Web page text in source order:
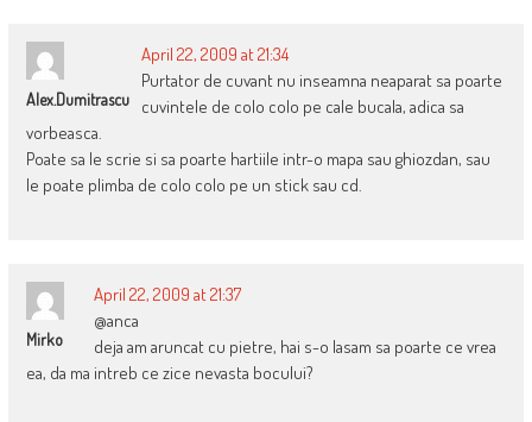
Alex.dumitrascu
April 22, 2009 at 21:34
Purtator de cuvant nu inseamna neaparat sa poarte
cuvintele de colo colo pe cale bucala, adica sa
vorbeasca.
Poate sa le scrie si sa poarte hartiile intr-o mapa sau ghiozdan, sau
le poate plimba de colo colo pe un stick sau cd.
Mirko
April 22, 2009 at 21:37
@anca
deja am aruncat cu pietre, hai s-o lasam sa poarte ce vrea
ea, da ma intreb ce zice nevasta bocului?